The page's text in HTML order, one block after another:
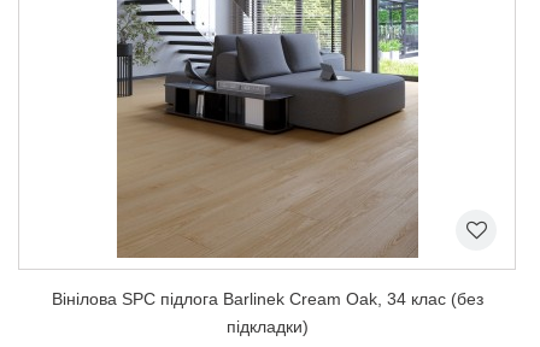
Вінілова SPC підлога Barlinek Cream Oak, 34 клас (без
підкладки)